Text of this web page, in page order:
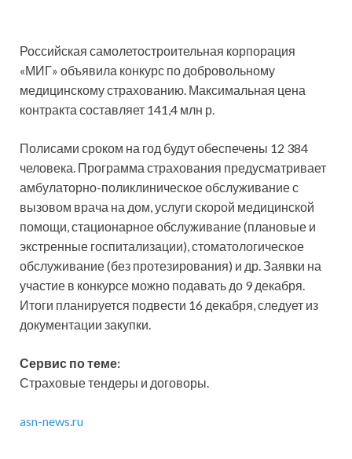
Российская самолетостроительная корпорация
«МИГ» объявила конкурс по добровольному
медицинскому страхованию. Максимальная цена
контракта составляет 141,4 млн р.
Полисами сроком на год будут обеспечены 12 384
человека. Программа страхования предусматривает
амбулаторно-поликлиническое обслуживание с
вызовом врача на дом, услуги скорой медицинской
помощи, стационарное обслуживание (плановые и
экстренные госпитализации), стоматологическое
обслуживание (без протезирования) и др. Заявки на
участие в конкурсе можно подавать до 9 декабря.
Итоги планируется подвести 16 декабря, следует из
документации закупки.
Сервис по теме:
Страховые тендеры и договоры.
asn-news.ru